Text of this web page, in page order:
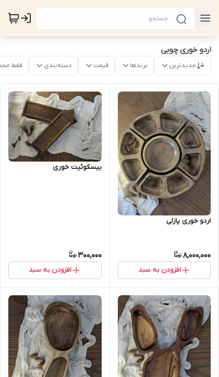
اردو خوری چوبی
جدیدترین برندها قیمت دسته‌بندی فقط
اردو خوری پازلی
8,000,000
افزودن به سبد
بیسکوئیت خوری
300,000
افزودن به سبد